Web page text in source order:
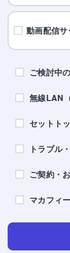
動画配信サ
ご検討中
無線LAN
セットト
トラブル
ご契約・
マカフィー